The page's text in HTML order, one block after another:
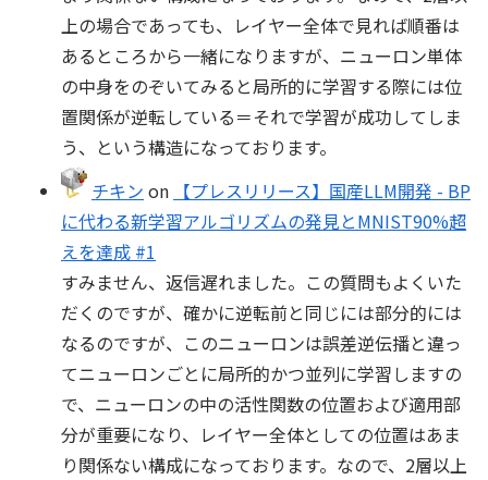
上の場合であっても、レイヤー全体で見れば順番は
あるところから一緒になりますが、ニューロン単体
の中身をのぞいてみると局所的に学習する際には位
置関係が逆転している＝それで学習が成功してしま
う、という構造になっております。
チキン on 【プレスリリース】国産LLM開発 - BP
に代わる新学習アルゴリズムの発見とMNIST90%超
えを達成 #1
すみません、返信遅れました。この質問もよくいた
だくのですが、確かに逆転前と同じには部分的には
なるのですが、このニューロンは誤差逆伝播と違っ
てニューロンごとに局所的かつ並列に学習しますの
で、ニューロンの中の活性関数の位置および適用部
分が重要になり、レイヤー全体としての位置はあま
り関係ない構成になっております。なので、2層以上